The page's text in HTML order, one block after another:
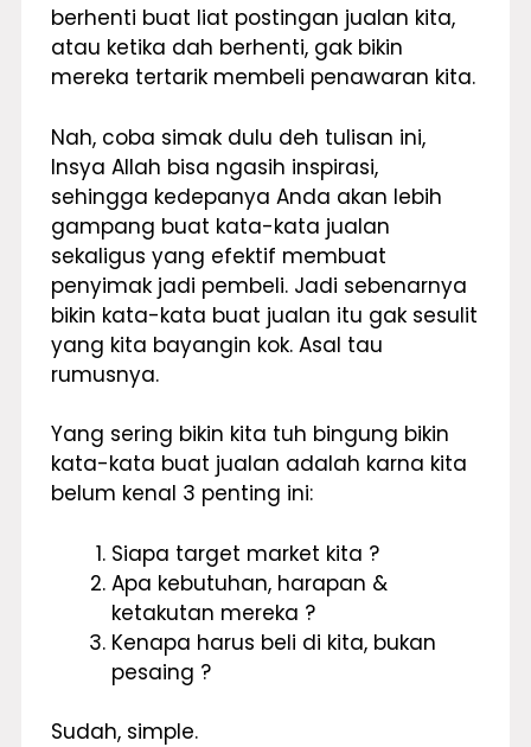
berhenti buat liat postingan jualan kita,
atau ketika dah berhenti, gak bikin
mereka tertarik membeli penawaran kita.
Nah, coba simak dulu deh tulisan ini,
Insya Allah bisa ngasih inspirasi,
sehingga kedepanya Anda akan lebih
gampang buat kata-kata jualan
sekaligus yang efektif membuat
penyimak jadi pembeli. Jadi sebenarnya
bikin kata-kata buat jualan itu gak sesulit
yang kita bayangin kok. Asal tau
rumusnya.
Yang sering bikin kita tuh bingung bikin
kata-kata buat jualan adalah karna kita
belum kenal 3 penting ini:
Siapa target market kita ?
Apa kebutuhan, harapan &
ketakutan mereka ?
Kenapa harus beli di kita, bukan
pesaing ?
Sudah, simple.